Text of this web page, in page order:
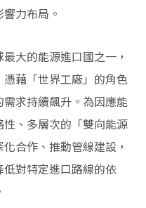
力布局。
大的能源進口國之一，
藉「世界工廠」的角色
求持續飆升。為因應能
、多層次的「雙向能源
合作、推動管線建設，
對特定進口路線的依